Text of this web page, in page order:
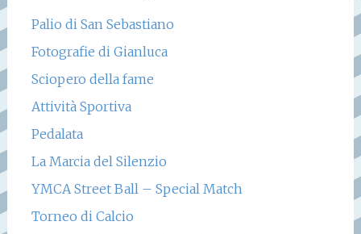
Palio di San Sebastiano
Fotografie di Gianluca
Sciopero della fame
Attività Sportiva
Pedalata
La Marcia del Silenzio
YMCA Street Ball – Special Match
Torneo di Calcio